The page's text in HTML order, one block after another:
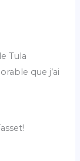
Tula
que j’ai